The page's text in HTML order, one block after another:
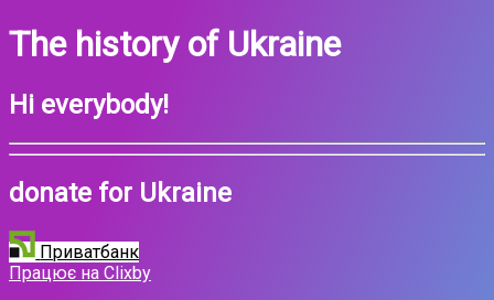
The history of Ukraine
Hi everybody!
donate for Ukraine
Приватбанк
Працює на Clixby